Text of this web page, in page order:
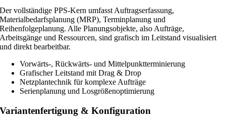
Der vollständige PPS-Kern umfasst Auftragserfassung,
Materialbedarfsplanung (MRP), Terminplanung und
Reihenfolgeplanung. Alle Planungsobjekte, also Aufträge,
Arbeitsgänge und Ressourcen, sind grafisch im Leitstand visualisiert
und direkt bearbeitbar.
Vorwärts-, Rückwärts- und Mittelpunktterminierung
Grafischer Leitstand mit Drag & Drop
Netzplantechnik für komplexe Aufträge
Serienplanung und Losgrößenoptimierung
Variantenfertigung & Konfiguration